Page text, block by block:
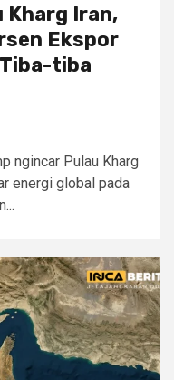
Kharg Iran,
Ekspor
tiba
ngincar Pulau Kharg
energi global pada